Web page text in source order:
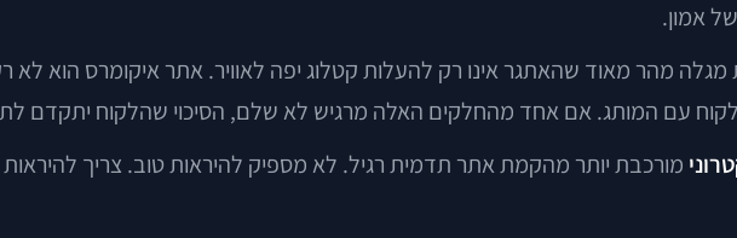
אמון.
מהר מאוד שהאתגר אינו רק להעלות קטלוג יפה לאוויר. אתר איקומרס הוא לא
עם המותג. אם אחד מהחלקים האלה מרגיש לא שלם, הסיכוי שהלקוח יתקדם
מורכבת יותר מהקמת אתר תדמית רגיל. לא מספיק להיראות טוב. צריך להיראות